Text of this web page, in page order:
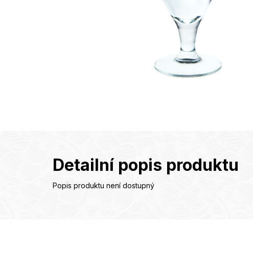
Detailní popis produktu
Popis produktu není dostupný